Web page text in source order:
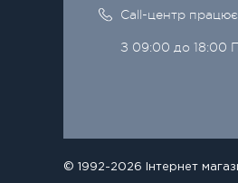
Call-центр працює
З 09:00 до 18:00
© 1992-2026 Інтернет